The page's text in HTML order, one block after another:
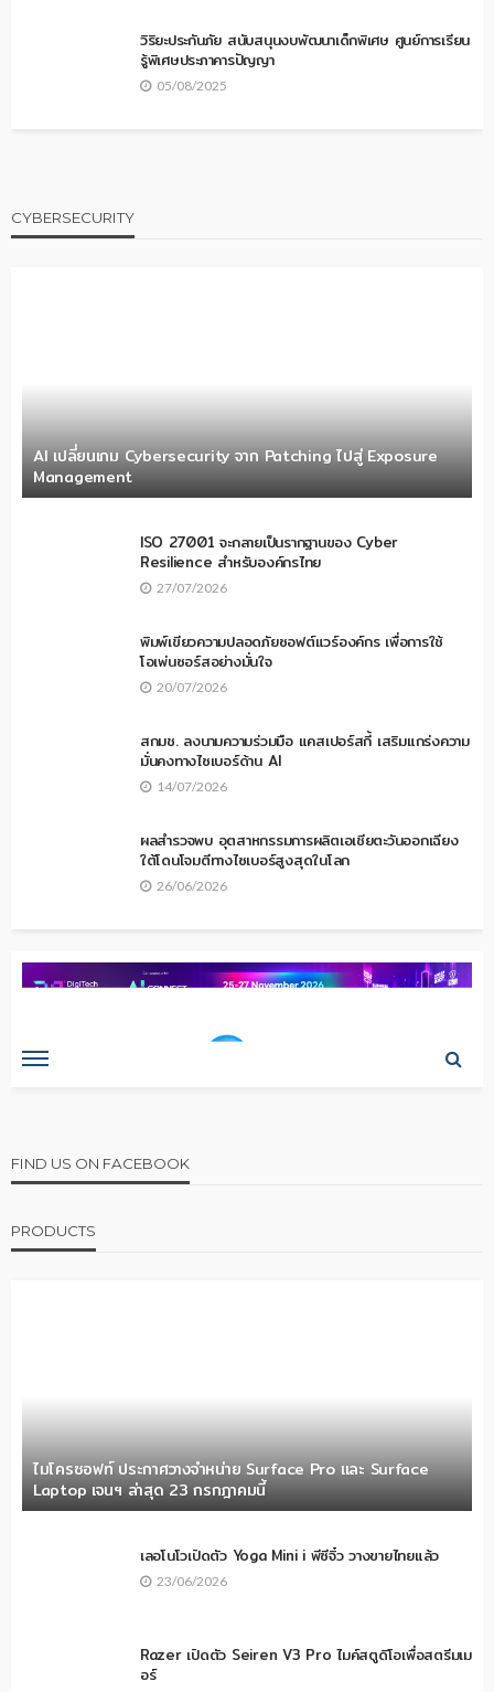
วิริยะประกันภัย สนับสนุนงบพัฒนาเด็กพิเศษ ศูนย์การเรียน
รู้พิเศษประภาคารปัญญา
05/08/2025
CYBERSECURITY
AI เปลี่ยนเกม Cybersecurity จาก Patching ไปสู่ Exposure
Management
ISO 27001 จะกลายเป็นรากฐานของ Cyber
Resilience สำหรับองค์กรไทย
27/07/2026
พิมพ์เขียวความปลอดภัยซอฟต์แวร์องค์กร เพื่อการใช้
โอเพ่นซอร์สอย่างมั่นใจ
20/07/2026
สกมช. ลงนามความร่วมมือ แคสเปอร์สกี้ เสริมแกร่งความ
มั่นคงทางไซเบอร์ด้าน AI
14/07/2026
ผลสำรวจพบ อุตสาหกรรมการผลิตเอเชียตะวันออกเฉียง
ใต้โดนโจมตีทางไซเบอร์สูงสุดในโลก
26/06/2026
FIND US ON FACEBOOK
PRODUCTS
ไมโครซอฟท์ ประกาศวางจำหน่าย Surface Pro และ Surface
Laptop เจนฯ ล่าสุด 23 กรกฎาคมนี้
เลอโนโวเปิดตัว Yoga Mini i พีซีจิ๋ว วางขายไทยแล้ว
23/06/2026
Razer เปิดตัว Seiren V3 Pro ไมค์สตูดิโอเพื่อสตรีมเม
อร์